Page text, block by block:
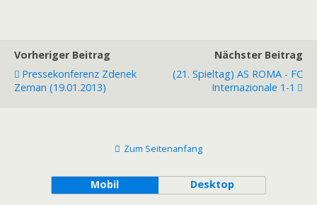
Vorheriger Beitrag
Pressekonferenz Zdenek
Zeman (19.01.2013)
Nächster Beitrag
(21. Spieltag) AS ROMA - FC
Internazionale 1-1
Zum Seitenanfang
Mobil Desktop